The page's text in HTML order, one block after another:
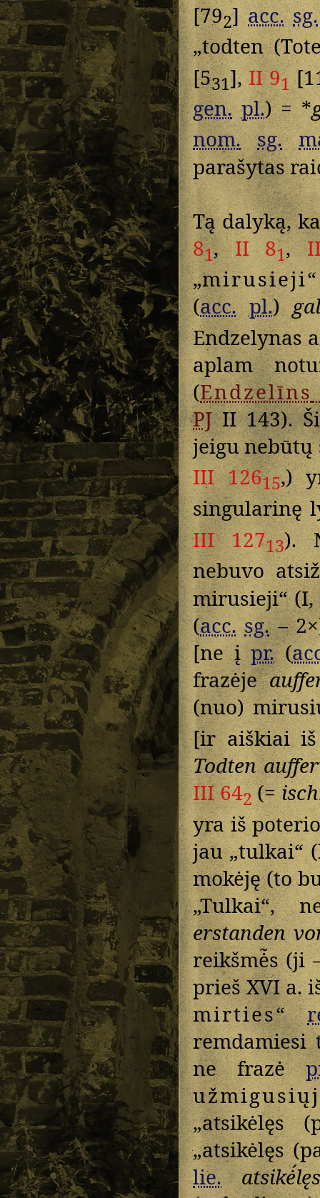
[792]acc. sg.
„todten
[531],II 91
gen. pl.) = *
nom.
sg.
parašytas
Tą dalyką,
81,II 81,
„mirusieji
(acc. pl.)
Endzelynas
aplam
(Endzelīns
PJII 143).
jeigu nebūtų
III 12615,)
singularinę
III 12713).
nebuvo
mirusieji“
(acc. sg.–
[ne įpr.(
frazėje
(nuo)
[ir aiškiai iš
Todten
III 642(=
yra iš
jau „tulkai“
mokėję (to
„Tulkai“,
erstanden
reikšmė̃s (ji
prieš XVI a.
mirties“
remdamiesi
ne frazė
„atsikėlęs
„atsikėlęs
lie.